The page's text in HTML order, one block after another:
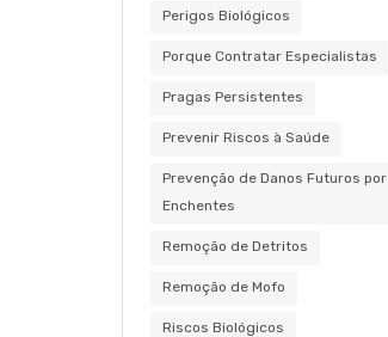
Perigos Biológicos
Porque Contratar Especialistas
Pragas Persistentes
Prevenir Riscos à Saúde
Prevenção de Danos Futuros por
Enchentes
Remoção de Detritos
Remoção de Mofo
Riscos Biológicos